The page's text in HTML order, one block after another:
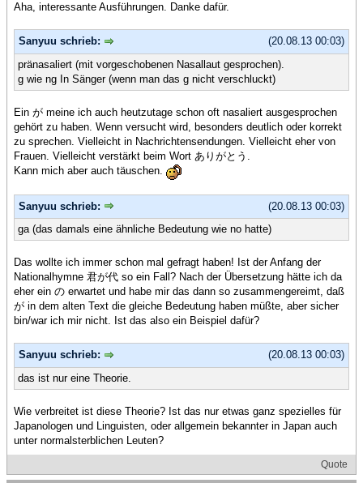
Aha, interessante Ausführungen. Danke dafür.
(20.08.13 00:03)
Sanyuu schrieb:
pränasaliert (mit vorgeschobenen Nasallaut gesprochen).
g wie ng In Sänger (wenn man das g nicht verschluckt)
Ein が meine ich auch heutzutage schon oft nasaliert ausgesprochen
gehört zu haben. Wenn versucht wird, besonders deutlich oder korrekt
zu sprechen. Vielleicht in Nachrichtensendungen. Vielleicht eher von
Frauen. Vielleicht verstärkt beim Wort ありがとう.
Kann mich aber auch täuschen.
(20.08.13 00:03)
Sanyuu schrieb:
ga (das damals eine ähnliche Bedeutung wie no hatte)
Das wollte ich immer schon mal gefragt haben! Ist der Anfang der
Nationalhymne 君が代 so ein Fall? Nach der Übersetzung hätte ich da
eher ein の erwartet und habe mir das dann so zusammengereimt, daß
が in dem alten Text die gleiche Bedeutung haben müßte, aber sicher
bin/war ich mir nicht. Ist das also ein Beispiel dafür?
(20.08.13 00:03)
Sanyuu schrieb:
das ist nur eine Theorie.
Wie verbreitet ist diese Theorie? Ist das nur etwas ganz spezielles für
Japanologen und Linguisten, oder allgemein bekannter in Japan auch
unter normalsterblichen Leuten?
Quote